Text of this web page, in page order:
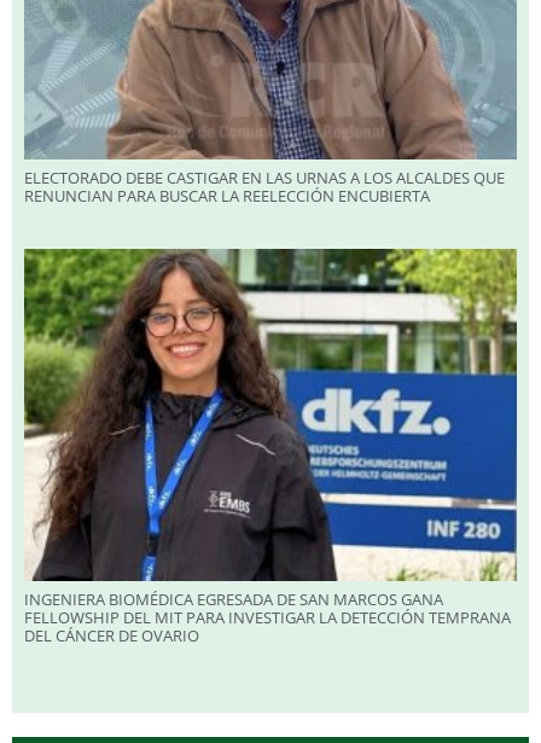
ELECTORADO DEBE CASTIGAR EN LAS URNAS A LOS ALCALDES QUE
RENUNCIAN PARA BUSCAR LA REELECCIÓN ENCUBIERTA
INGENIERA BIOMÉDICA EGRESADA DE SAN MARCOS GANA
FELLOWSHIP DEL MIT PARA INVESTIGAR LA DETECCIÓN TEMPRANA
DEL CÁNCER DE OVARIO